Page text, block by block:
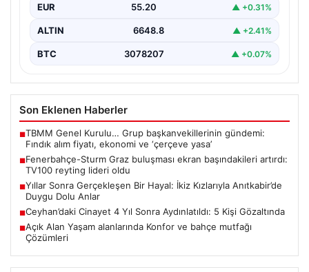
EUR 55.20 ▲ +0.31%
ALTIN 6648.8 ▲ +2.41%
BTC 3078207 ▲ +0.07%
Son Eklenen Haberler
■TBMM Genel Kurulu… Grup başkanvekillerinin gündemi:
Fındık alım fiyatı, ekonomi ve ‘çerçeve yasa’
■Fenerbahçe-Sturm Graz buluşması ekran başındakileri artırdı:
TV100 reyting lideri oldu
■Yıllar Sonra Gerçekleşen Bir Hayal: İkiz Kızlarıyla Anıtkabir’de
Duygu Dolu Anlar
■Ceyhan’daki Cinayet 4 Yıl Sonra Aydınlatıldı: 5 Kişi Gözaltında
■Açık Alan Yaşam alanlarında Konfor ve bahçe mutfağı
Çözümleri